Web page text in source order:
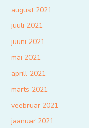
august 2021
juuli 2021
juuni 2021
mai 2021
aprill 2021
märts 2021
veebruar 2021
jaanuar 2021